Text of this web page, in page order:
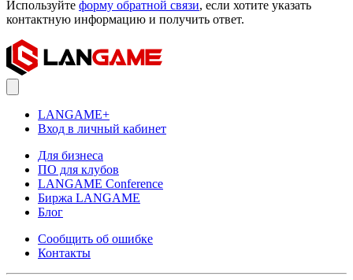
Используйте форму обратной связи, если хотите указать
контактную информацию и получить ответ.
LANGAME+
Вход в личный кабинет
Для бизнеса
ПО для клубов
LANGAME Conference
Биржа LANGAME
Блог
Сообщить об ошибке
Контакты